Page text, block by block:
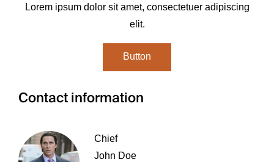
Lorem ipsum dolor sit amet, consectetuer adipiscing
elit.
Button
Contact information
Chief
John Doe